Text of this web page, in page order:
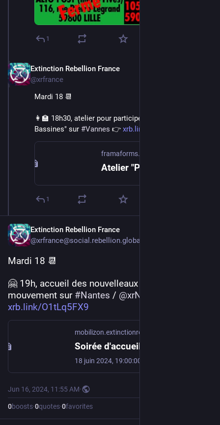
1
Extinction Rebellion France
@xrfrance
Mardi 18 📆
👩‍🏫 18h30, atelier pour participer à une manif "Mega
Bassines" sur #Vannes 👉 xrb.link/Fl8VR1
framaforms.org
1
Extinction Rebellion France
@xrfrance@social.rebellion.global
Mardi 18 📆
🤗 19h, accueil des nouvelleaux dans le
mouvement sur #Nantes / @xrNantes
xrb.link/O1tLq5FX9
mobilizon.extinctionrebellion.fr
Jun 16, 2024, 11:55 AM·
0boosts·0quotes·0favorites